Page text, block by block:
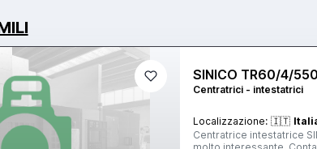
SINICO TR60/4/550
Centratrici - intestatrici
Localizzazione: 🇮🇹
Centratrice intestatrice SINICO TR60 / 4 / 550 4 unità USP/00 lunghezza max taglio 550mm completa di caricatore per barre prezzo